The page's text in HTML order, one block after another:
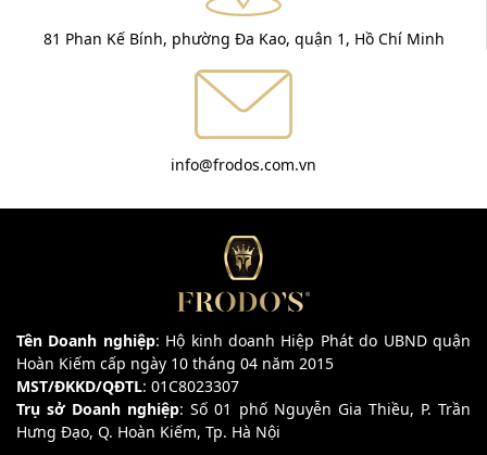
81 Phan Kế Bính, phường Đa Kao, quận 1, Hồ Chí Minh
info@frodos.com.vn
Tên Doanh nghiệp: Hộ kinh doanh Hiệp Phát do UBND quận
Hoàn Kiếm cấp ngày 10 tháng 04 năm 2015
MST/ĐKKD/QĐTL: 01C8023307
Trụ sở Doanh nghiệp: Số 01 phố Nguyễn Gia Thiều, P. Trần
Hưng Đạo, Q. Hoàn Kiếm, Tp. Hà Nội